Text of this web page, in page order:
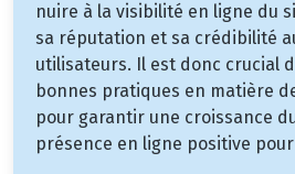
nuire à la visibilité en ligne du
sa réputation et sa crédibilité
utilisateurs. Il est donc crucial
bonnes pratiques en matière
pour garantir une croissance
présence en ligne positive